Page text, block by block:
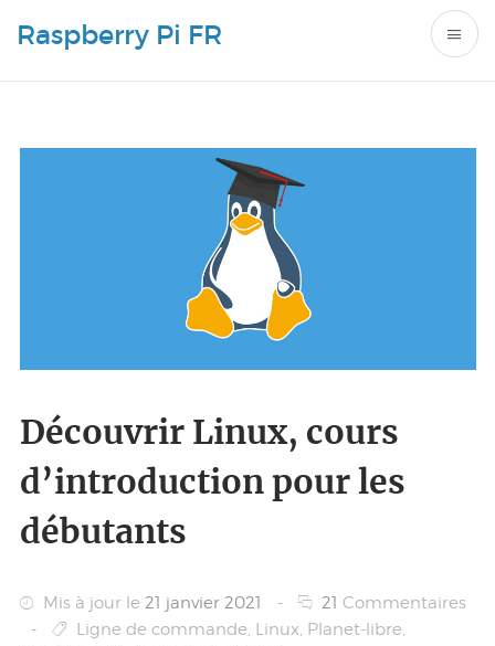
Raspberry Pi FR
Découvrir Linux, cours
d’introduction pour les
débutants
Mis à jour le 21 janvier 2021 - 21 Commentaires
-
Ligne de commande, Linux, Planet-libre,